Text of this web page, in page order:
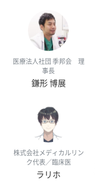
医療法人社団 季邦会 理
事長
鎌形 博展
株式会社メディカルリン
ク代表／臨床医
ラリホ